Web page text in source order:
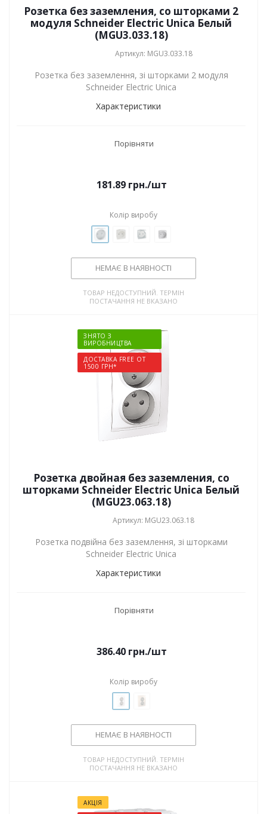
Розетка без заземления, со шторками 2
модуля Schneider Electric Unica Белый
(MGU3.033.18)
Артикул: MGU3.033.18
Розетка без заземлення, зі шторками 2 модуля
Schneider Electric Unica
Характеристики
Порівняти
181.89грн./шт
Колір виробу
НЕМАЄ В НАЯВНОСТІ
ТОВАР НЕДОСТУПНИЙ. ТЕРМІН
ПОСТАЧАННЯ НЕ ВКАЗАНО
ЗНЯТО З
ВИРОБНИЦТВА
ДОСТАВКА FREE ОТ
1500 ГРН*
Розетка двойная без заземления, со
шторками Schneider Electric Unica Белый
(MGU23.063.18)
Артикул: MGU23.063.18
Розетка подвійна без заземлення, зі шторками
Schneider Electric Unica
Характеристики
Порівняти
386.40грн./шт
Колір виробу
НЕМАЄ В НАЯВНОСТІ
ТОВАР НЕДОСТУПНИЙ. ТЕРМІН
ПОСТАЧАННЯ НЕ ВКАЗАНО
АКЦІЯ